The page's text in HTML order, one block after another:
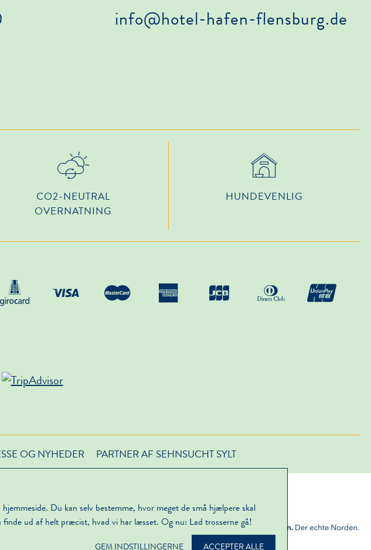
info@hotel-hafen-flensburg.de
CO2-NEUTRAL
OVERNATNING
HUNDEVENLIG
OG NYHEDER PARTNER AF SEHNSUCHT SYLT
Du kan selv bestemme, hvor meget de små hjælpere skal
finde ud af helt præcist, hvad vi har læsset. Og nu: Lad trosserne gå!
GEM INDSTILLINGERNE ACCEPTER ALLE